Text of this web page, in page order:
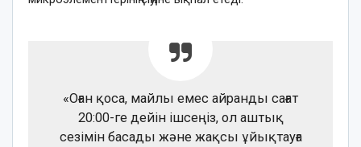
«Оған қоса, майлы емес айранды сағат
20:00-ге дейін ішсеңіз, ол аштық
сезімін басады және жақсы ұйықтауға